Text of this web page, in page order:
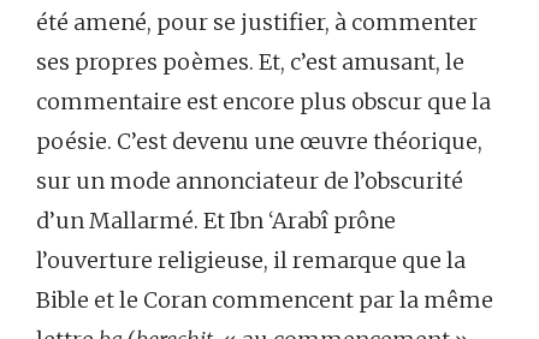
été amené, pour se justifier, à commenter
ses propres poèmes. Et, c’est amusant, le
commentaire est encore plus obscur que la
poésie. C’est devenu une œuvre théorique,
sur un mode annonciateur de l’obscurité
d’un Mallarmé. Et Ibn ‘Arabî prône
l’ouverture religieuse, il remarque que la
Bible et le Coran commencent par la même